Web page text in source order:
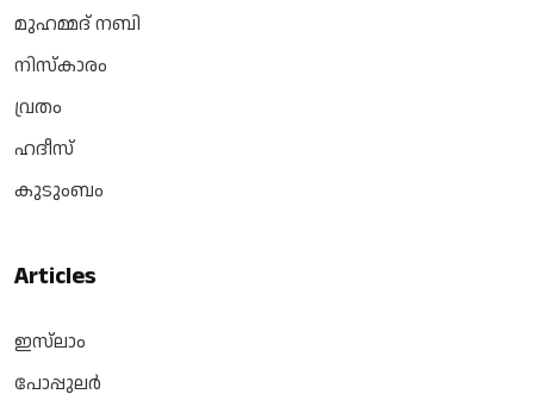
മുഹമ്മദ് നബി
നിസ്‌കാരം
വ്രതം
ഹദീസ്
കുടുംബം
Articles
ഇസ്‌ലാം
പോപ്പുലർ